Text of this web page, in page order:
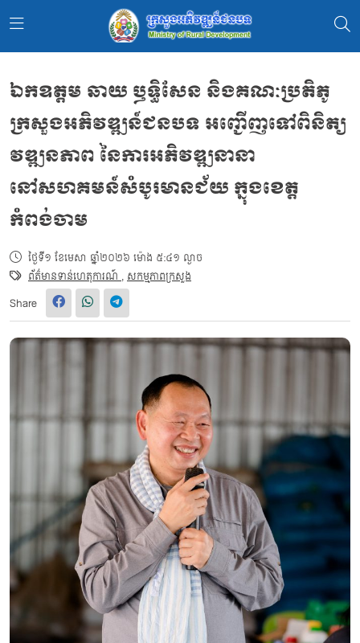
ឯកឧត្តម ឆាយ ឫទ្ធិសែន និងគណៈប្រតិភូ
ក្រសួងអភិវឌ្ឍន៍ជនបទ អញ្ជើញទៅពិនិត្យ
វឌ្ឍនភាព នៃការអភិវឌ្ឍនានា
នៅសហគមន៍សំបូរមានជ័យ ក្នុងខេត្ត
កំពង់ចាម
ថ្ងៃទី១ ខែមេសា ឆ្នាំ២០២៦ ម៉ោង ៥:៤១ ល្ងាច
ព័ត៌មានទាន់ហេតុការណ៍,សកម្មភាពក្រសួង
Share